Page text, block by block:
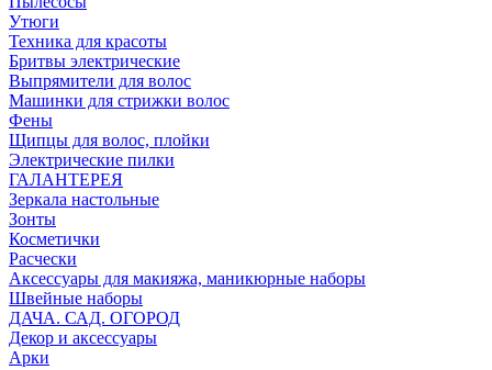
Утюги
Техника для красоты
Бритвы электрические
Выпрямители для волос
Машинки для стрижки волос
Фены
Щипцы для волос, плойки
Электрические пилки
ГАЛАНТЕРЕЯ
Зеркала настольные
Зонты
Косметички
Расчески
Аксессуары для макияжа, маникюрные наборы
Швейные наборы
ДАЧА. САД. ОГОРОД
Декор и аксессуары
Арки